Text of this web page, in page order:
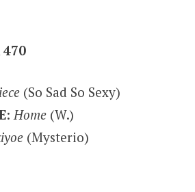
(So Sad So Sexy)
:Home(W.)
(Mysterio)